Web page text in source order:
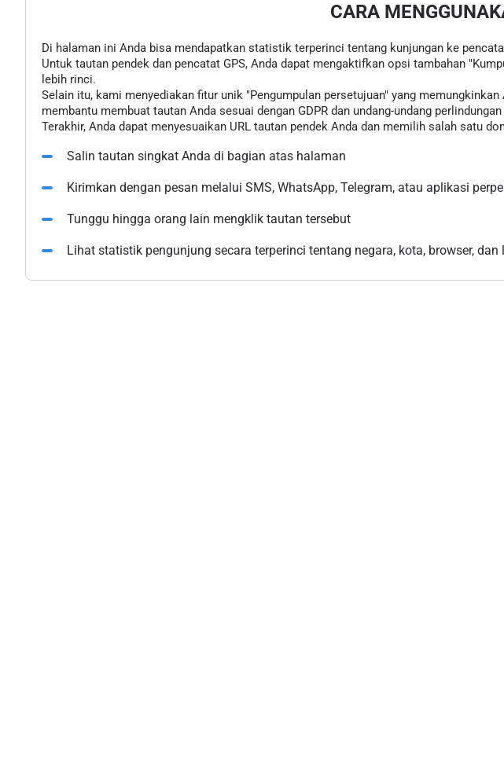
CARA
Di halaman ini Anda bisa mendapatkan statistik terperinci tentang kunjungan ke
Untuk tautan pendek dan pencatat GPS, Anda dapat mengaktifkan opsi tambahan
lebih rinci.
Selain itu, kami menyediakan fitur unik "Pengumpulan persetujuan" yang
membantu membuat tautan Anda sesuai dengan GDPR dan undang-undang
Terakhir, Anda dapat menyesuaikan URL tautan pendek Anda dan memilih salah satu
Salin tautan singkat Anda di bagian atas halaman
Kirimkan dengan pesan melalui SMS, WhatsApp, Telegram, atau aplikasi
Tunggu hingga orang lain mengklik tautan tersebut
Lihat statistik pengunjung secara terperinci tentang negara, kota, browser, dan